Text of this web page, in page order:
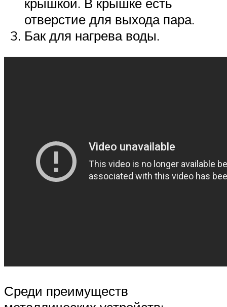
крышкой. В крышке есть
отверстие для выхода пара.
Бак для нагрева воды.
Среди преимуществ